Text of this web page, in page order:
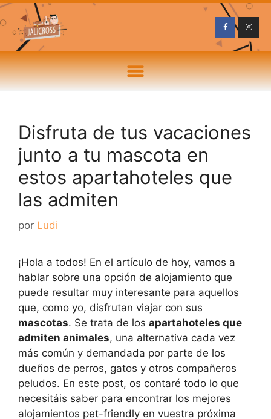
Disfruta de tus vacaciones
junto a tu mascota en
estos apartahoteles que
las admiten
por Ludi
¡Hola a todos! En el artículo de hoy, vamos a
hablar sobre una opción de alojamiento que
puede resultar muy interesante para aquellos
que, como yo, disfrutan viajar con sus
mascotas. Se trata de los apartahoteles que
admiten animales, una alternativa cada vez
más común y demandada por parte de los
dueños de perros, gatos y otros compañeros
peludos. En este post, os contaré todo lo que
necesitáis saber para encontrar los mejores
alojamientos pet-friendly en vuestra próxima